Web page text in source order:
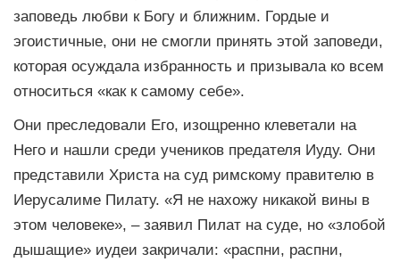
заповедь любви к Богу и ближним. Гордые и
эгоистичные, они не смогли принять этой заповеди,
которая осуждала избранность и призывала ко всем
относиться «как к самому себе».
Они преследовали Его, изощренно клеветали на
Него и нашли среди учеников предателя Иуду. Они
представили Христа на суд римскому правителю в
Иерусалиме Пилату. «Я не нахожу никакой вины в
этом человеке», – заявил Пилат на суде, но «злобой
дышащие» иудеи закричали: «распни, распни,